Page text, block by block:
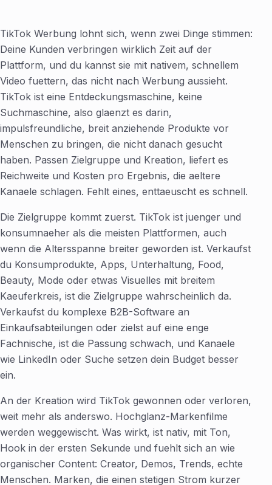
TikTok Werbung lohnt sich, wenn zwei Dinge stimmen:
Deine Kunden verbringen wirklich Zeit auf der
Plattform, und du kannst sie mit nativem, schnellem
Video fuettern, das nicht nach Werbung aussieht.
TikTok ist eine Entdeckungsmaschine, keine
Suchmaschine, also glaenzt es darin,
impulsfreundliche, breit anziehende Produkte vor
Menschen zu bringen, die nicht danach gesucht
haben. Passen Zielgruppe und Kreation, liefert es
Reichweite und Kosten pro Ergebnis, die aeltere
Kanaele schlagen. Fehlt eines, enttaeuscht es schnell.
Die Zielgruppe kommt zuerst. TikTok ist juenger und
konsumnaeher als die meisten Plattformen, auch
wenn die Altersspanne breiter geworden ist. Verkaufst
du Konsumprodukte, Apps, Unterhaltung, Food,
Beauty, Mode oder etwas Visuelles mit breitem
Kaeuferkreis, ist die Zielgruppe wahrscheinlich da.
Verkaufst du komplexe B2B-Software an
Einkaufsabteilungen oder zielst auf eine enge
Fachnische, ist die Passung schwach, und Kanaele
wie LinkedIn oder Suche setzen dein Budget besser
ein.
An der Kreation wird TikTok gewonnen oder verloren,
weit mehr als anderswo. Hochglanz-Markenfilme
werden weggewischt. Was wirkt, ist nativ, mit Ton,
Hook in der ersten Sekunde und fuehlt sich an wie
organischer Content: Creator, Demos, Trends, echte
Menschen. Marken, die einen stetigen Strom kurzer